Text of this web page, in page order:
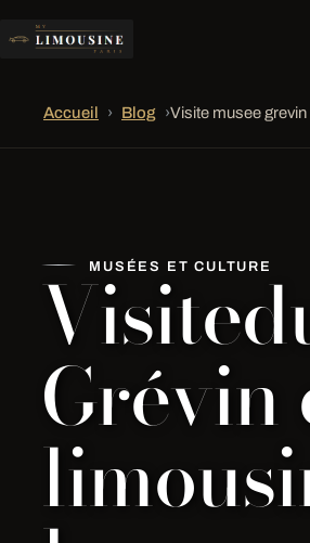
Accueil › Blog ›Visite musee grevin
MUSÉES ET CULTURE
Grévin